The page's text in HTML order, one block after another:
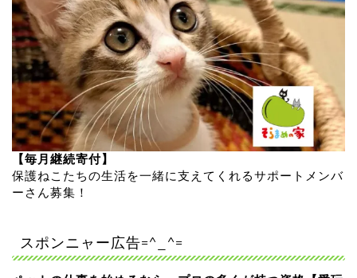
【毎月継続寄付】
保護ねこたちの生活を一緒に支えてくれるサポートメンバ
ーさん募集！
スポンニャー広告=^_^=